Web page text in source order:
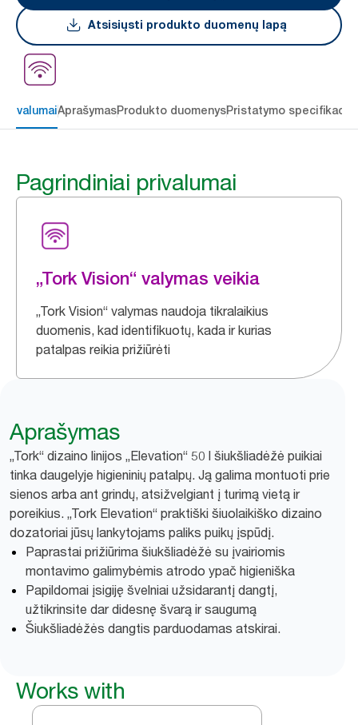
Atsisiųsti produkto duomenų lapą
AprašymasProdukto duomenysPristatymo
Pagrindiniai privalumai
„Tork Vision“ valymas veikia
„Tork Vision“ valymas naudoja tikralaikius
duomenis, kad identifikuotų, kada ir kurias
patalpas reikia prižiūrėti
Aprašymas
„Tork“ dizaino linijos „Elevation“ 50 l šiukšliadėžė puikiai
tinka daugelyje higieninių patalpų. Ją galima montuoti prie
sienos arba ant grindų, atsižvelgiant į turimą vietą ir
poreikius. „Tork Elevation“ praktiški šiuolaikiško dizaino
dozatoriai jūsų lankytojams paliks puikų įspūdį.
Paprastai prižiūrima šiukšliadėžė su įvairiomis
montavimo galimybėmis atrodo ypač higieniška
Papildomai įsigiję švelniai užsidarantį dangtį,
užtikrinsite dar didesnę švarą ir saugumą
Šiukšliadėžės dangtis parduodamas atskirai.
Works with